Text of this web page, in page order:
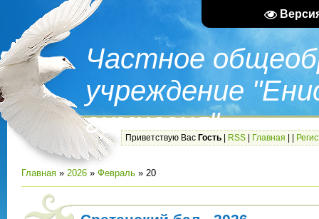
Частное
учреждение
гимназия"
Приветствую Вас Гость RSS Главная
Главная » 2026 » Февраль » 20